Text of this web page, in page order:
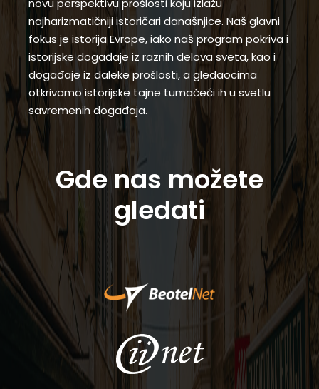
novu perspektivu prošlosti koju izlažu
najharizmatičniji istoričari današnjice. Naš glavni
fokus je istorija Evrope, iako naš program pokriva i
istorijske događaje iz raznih delova sveta, kao i
događaje iz daleke prošlosti, a gledaocima
otkrivamo istorijske tajne tumačeći ih u svetlu
savremenih događaja.
Gde nas možete
gledati